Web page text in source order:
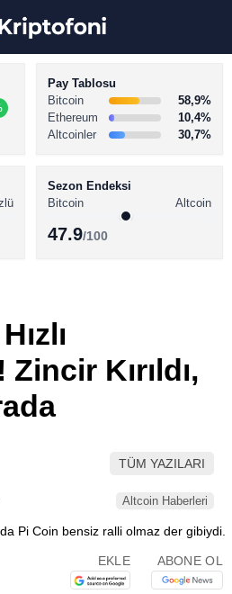
TikTok
Telegram
Pay Tablosu
Bitcoin
58,9%
Ethereum
10,4%
Altcoinler
30,7%
Sezon Endeksi
Bitcoin
Altcoin
47.9/100
Kırıldı,
TÜM YAZILARI
Altcoin Haberleri
EKLE ABONE OL